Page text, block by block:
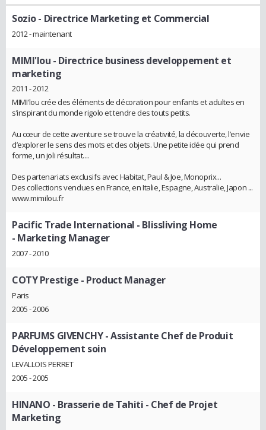
Sozio- Directrice Marketing et Commercial
2012 - maintenant
MIMI'lou - Directrice business developpement et
marketing
2011 - 2012
MIMI'lou crée des éléments de décoration pour enfants et adultes en
s’inspirant du monde rigolo et tendre des touts petits.
Au cœur de cette aventure se trouve la créativité, la découverte, l’envie
d’explorer le sens des mots et des objets. Une petite idée qui prend
forme, un joli résultat....
Des partenariats exclusifs avec Habitat, Paul & Joe, Monoprix...
Des collections vendues en France, en Italie, Espagne, Australie, Japon ...
www.mimilou.fr
Pacific Trade International - Blissliving Home
- Marketing Manager
2007 - 2010
COTY Prestige - Product Manager
Paris
2005 - 2006
PARFUMS GIVENCHY- Assistante Chef de Produit
Développement soin
LEVALLOIS PERRET
2005 - 2005
HINANO - Brasserie de Tahiti - Chef de Projet
Marketing